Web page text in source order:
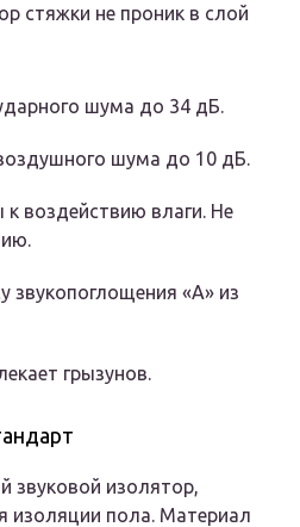
стяжки не проник в слой
шума до 34 дБ.
шума до 10 дБ.
воздействию влаги. Не
звукопоглощения «А» из
грызунов.
звуковой изолятор,
изоляции пола. Материал